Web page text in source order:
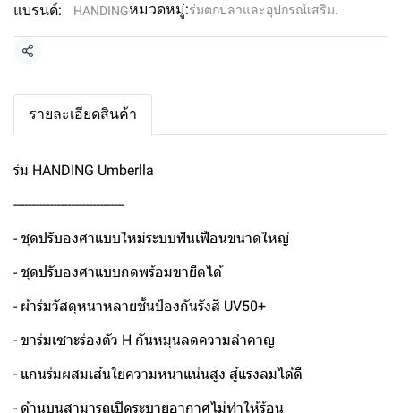
แบรนด์: HANDINGหมวดหมู่:ร่มตกปลาและอุปกรณ์เสริม.
แชร์
รายละเอียดสินค้า
ร่ม HANDING Umberlla
-------------------------------
- ชุดปรับองศาแบบใหม่ระบบฟันเฟือนขนาดใหญ่
- ชุดปรับองศาแบบกดพร้อมขายืดได้
- ผ้าร่มวัสดุหนาหลายชั้นป้องกันรังสี UV50+
- ขาร่มเซาะร่องตัว H กันหมุนลดความลำคาญ
- แกนร่มผสมเส้นใยความหนาแน่นสูง สู้แรงลมได้ดี
- ด้านบนสามารถเปิดระบายอากาศไม่ทำให้ร้อน